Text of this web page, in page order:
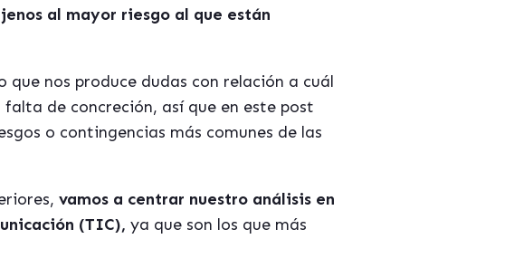
al mayor riesgo al que están
nos produce dudas con relación a cuál
de concreción, así que en este post
o contingencias más comunes de las
vamos a centrar nuestro análisis en
(TIC), ya que son los que más